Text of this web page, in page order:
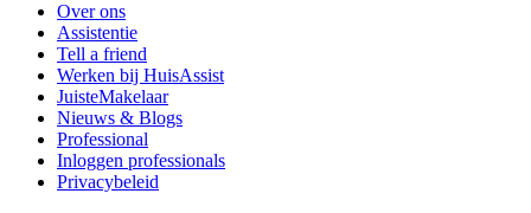
Over ons
Assistentie
Tell a friend
Werken bij HuisAssist
JuisteMakelaar
Nieuws & Blogs
Professional
Inloggen professionals
Privacybeleid